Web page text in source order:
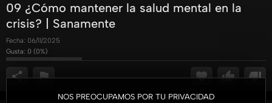
NOS PREOCUPAMOS POR TU PRIVACIDAD
09 ¿Cómo mantener la salud mental en la
crisis? | Sanamente
Fecha: 06/11/2025
Gusta: 0 (0%)